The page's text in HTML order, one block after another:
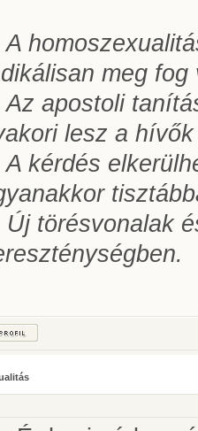
A
meg fog
Az apostoli
lesz a
A kérdés
Új törésvonalak